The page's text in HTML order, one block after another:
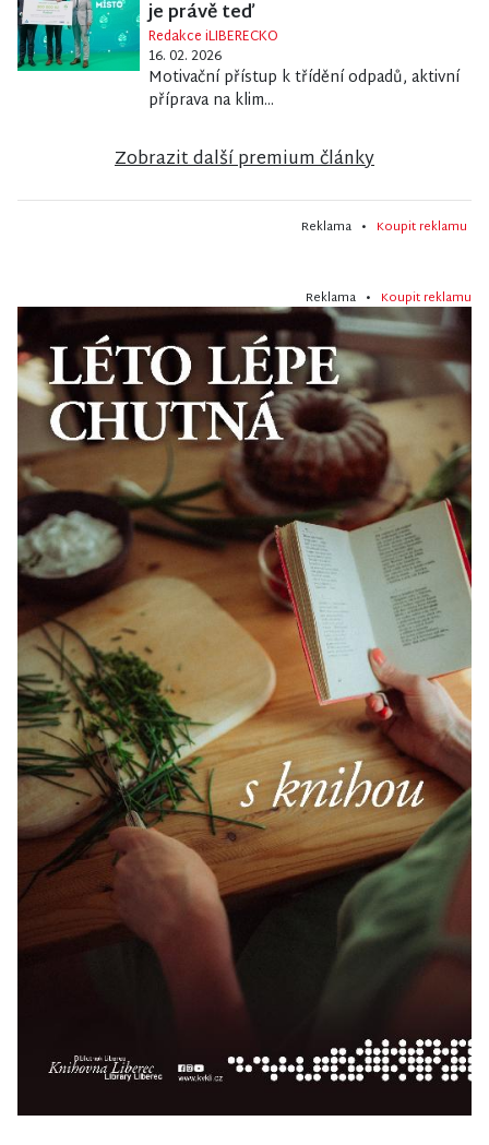
je právě teď
Redakce iLIBERECKO
16. 02. 2026
Motivační přístup k třídění odpadů, aktivní
příprava na klim...
Zobrazit další premium články
Reklama • Koupit reklamu
Reklama • Koupit reklamu